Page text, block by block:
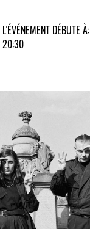
L'ÉVÉNEMENT DÉBUTE À:
20:30